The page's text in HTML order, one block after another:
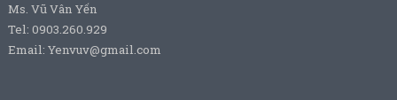
Ms. Vũ Vân Yến
Tel: 0903.260.929
Email: Yenvuv@gmail.com